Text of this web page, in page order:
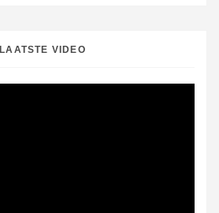
LAATSTE VIDEO